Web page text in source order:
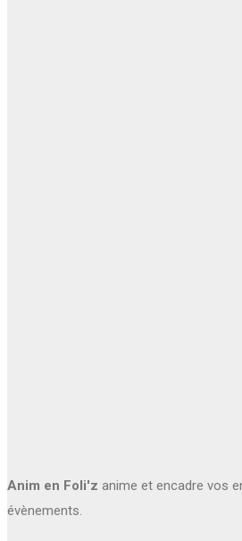
Anim en Foli'z anime et encadre vos
évènements.